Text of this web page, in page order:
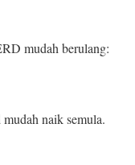
mudah berulang:
naik semula.